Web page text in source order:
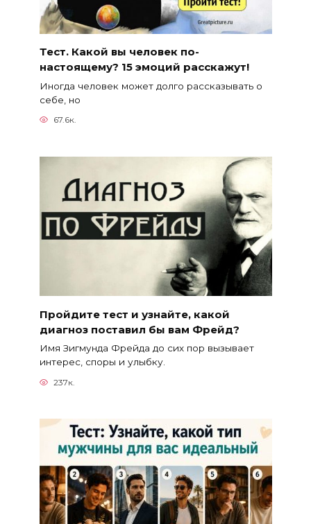
Тест. Какой вы человек по-
настоящему? 15 эмоций расскажут!
Иногда человек может долго рассказывать о
себе, но
67.6к.
Пройдите тест и узнайте, какой
диагноз поставил бы вам Фрейд?
Имя Зигмунда Фрейда до сих пор вызывает
интерес, споры и улыбку.
237к.